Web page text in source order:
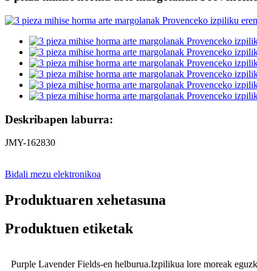
Deskribapen laburra:
JMY-162830
Bidali mezu elektronikoa
Produktuaren xehetasuna
Produktuen etiketak
Purple Lavender Fields-en helburua.Izpilikua lore moreak